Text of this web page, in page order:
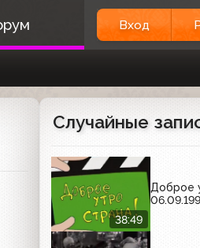
Вход
Случайные
38:49
Доброе